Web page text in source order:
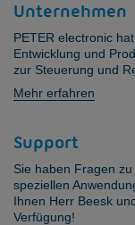
Unternehmen
PETER electronic
Entwicklung und
zur Steuerung und
Mehr erfahren
Support
Sie haben Fragen
speziellen
Ihnen Herr Beesk
Verfügung!